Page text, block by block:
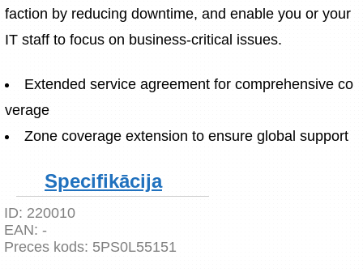
faction by reducing downtime, and enable you or your
IT staff to focus on business-critical issues.
Extended service agreement for comprehensive co
verage
Zone coverage extension to ensure global support
Specifikācija
ID: 220010
EAN: -
Preces kods: 5PS0L55151